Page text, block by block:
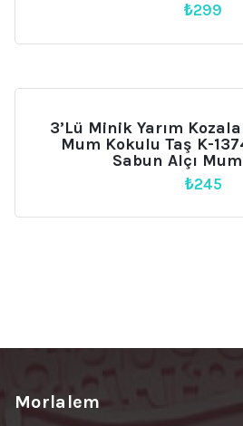
₺299
3’lü Minik Yarım
Mum Kokulu Taş K-
Sabun Alçı Mum
₺245
Morlalem